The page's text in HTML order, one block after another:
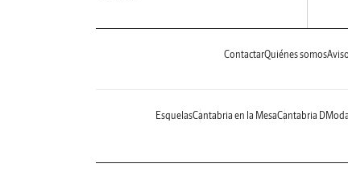
ContactarQuiénes somos
EsquelasCantabria en la MesaCantabria DModa